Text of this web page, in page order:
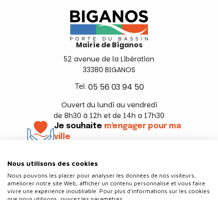
Mairie de Biganos
52 avenue de la Libération
33380 BIGANOS
Tel. 05 56 03 94 50
Ouvert du lundi au vendredi
de 8h30 à 12h et de 14h a 17h30
Je souhaite m'engager pour ma
ville
Suivez-nous
Nous utilisons des cookies
Nous pouvons les placer pour analyser les données de nos visiteurs,
améliorer notre site Web, afficher un contenu personnalisé et vous faire
vivre une expérience inoubliable. Pour plus d'informations sur les cookies